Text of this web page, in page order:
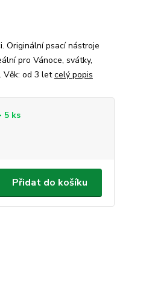
Originální psací nástroje
pro Vánoce, svátky,
Věk: od 3 letcelý popis
5 ks
Přidat do košíku